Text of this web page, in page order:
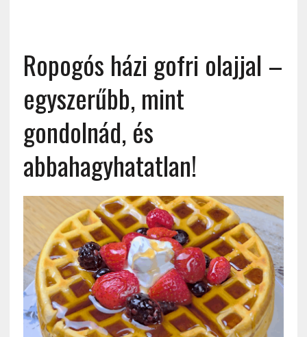
Ropogós házi gofri olajjal –
egyszerűbb, mint
gondolnád, és
abbahagyhatatlan!